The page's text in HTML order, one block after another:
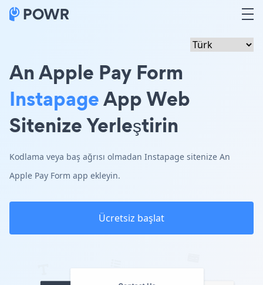
An Apple Pay Form
InstapageApp Web
Sitenize Yerleştirin
Kodlama veya baş ağrısı olmadan Instapage sitenize An
Apple Pay Form app ekleyin.
Ücretsiz başlat